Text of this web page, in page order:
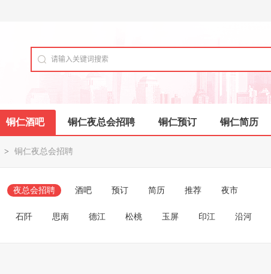
铜仁酒吧 铜仁夜总会招聘 铜仁预订 铜仁简历
> 铜仁夜总会招聘
夜总会招聘 酒吧 预订 简历 推荐 夜市
石阡 思南 德江 松桃 玉屏 印江 沿河